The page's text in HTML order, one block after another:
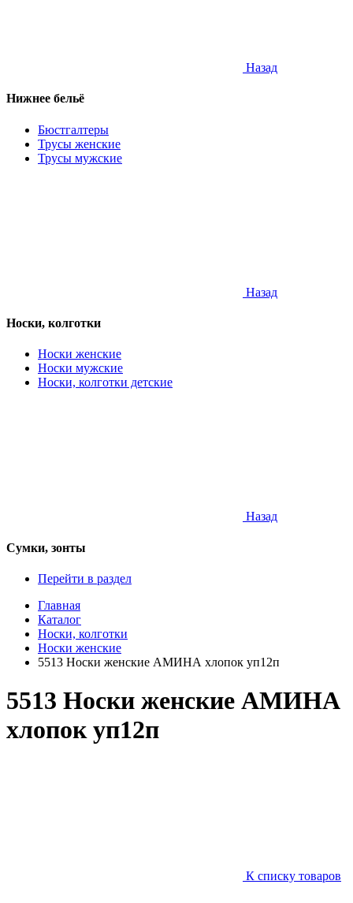
Назад
Нижнее бельё
Бюстгалтеры
Трусы женские
Трусы мужские
Назад
Носки, колготки
Носки женские
Носки мужские
Носки, колготки детские
Назад
Сумки, зонты
Перейти в раздел
Главная
Каталог
Носки, колготки
Носки женские
5513 Носки женские АМИНА хлопок уп12п
5513 Носки женские АМИНА
хлопок уп12п
К списку товаров